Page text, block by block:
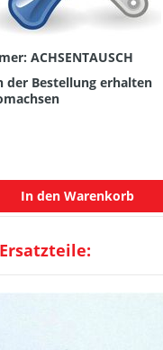
ACHSENTAUSCH
der Bestellung erhalten
In den Warenkorb